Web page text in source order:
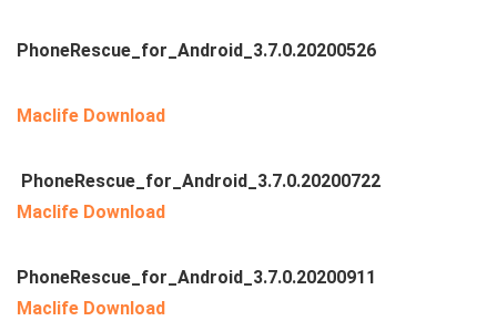
PhoneRescue_for_Android_3.7.0.20200526
Maclife Download
PhoneRescue_for_Android_3.7.0.20200722
Maclife Download
PhoneRescue_for_Android_3.7.0.20200911
Maclife Download